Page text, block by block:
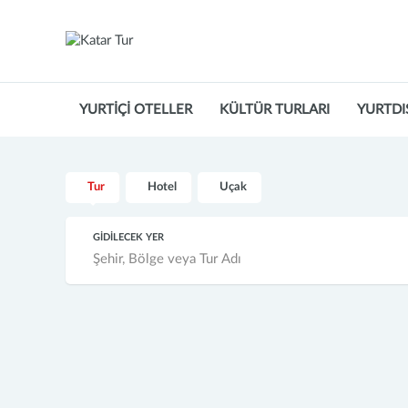
YURTİÇİ OTELLER KÜLTÜR TURLARI
Tur Hotel Uçak
GİDİLECEK YER